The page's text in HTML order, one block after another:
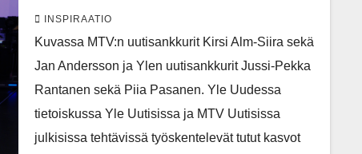
INSPIRAATIO
Kuvassa MTV:n uutisankkurit Kirsi Alm-Siira sekä
Jan Andersson ja Ylen uutisankkurit Jussi-Pekka
Rantanen sekä Piia Pasanen. Yle Uudessa
tietoiskussa Yle Uutisissa ja MTV Uutisissa
julkisissa tehtävissä työskentelevät tutut kasvot